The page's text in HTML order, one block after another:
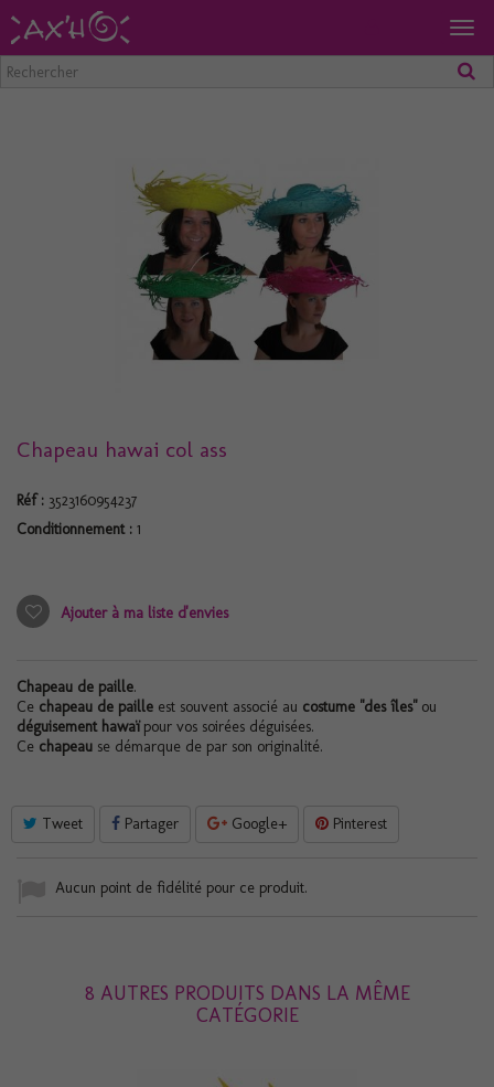
Chapeau hawai col ass
Réf : 3523160954237
Conditionnement : 1
Ajouter à ma liste d'envies
Chapeau de paille.
Ce chapeau de paille est souvent associé au costume "des îles"ou
déguisement hawaïpour vos soirées déguisées.
Ce chapeau se démarque de par son originalité.
Tweet Partager Google+ Pinterest
Aucun point de fidélité pour ce produit.
8 AUTRES PRODUITS DANS LA MÊME
CATÉGORIE